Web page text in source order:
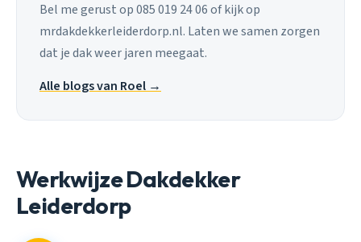
Bel me gerust op 085 019 24 06 of kijk op
mrdakdekkerleiderdorp.nl. Laten we samen zorgen
dat je dak weer jaren meegaat.
Alle blogs van Roel →
Werkwijze Dakdekker
Leiderdorp